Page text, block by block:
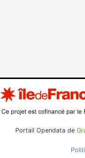
Portail Opendata de